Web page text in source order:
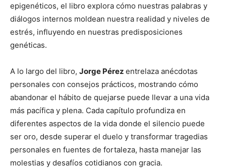
epigenéticos, el libro explora cómo nuestras palabras y
diálogos internos moldean nuestra realidad y niveles de
estrés, influyendo en nuestras predisposiciones
genéticas.
A lo largo del libro, Jorge Pérez entrelaza anécdotas
personales con consejos prácticos, mostrando cómo
abandonar el hábito de quejarse puede llevar a una vida
más pacífica y plena. Cada capítulo profundiza en
diferentes aspectos de la vida donde el silencio puede
ser oro, desde superar el duelo y transformar tragedias
personales en fuentes de fortaleza, hasta manejar las
molestias y desafíos cotidianos con gracia.